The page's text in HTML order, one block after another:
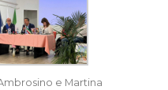
e Martina